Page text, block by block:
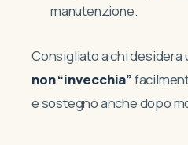
manutenzione.
Consigliato a chi desidera
non “invecchia”
e sostegno anche dopo